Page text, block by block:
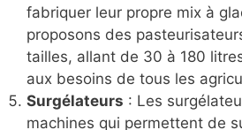
fabriquer leur propre mix à
proposons des
tailles, allant de 30 à 180
aux besoins de tous les
Surgélateurs : Les
machines qui permettent de